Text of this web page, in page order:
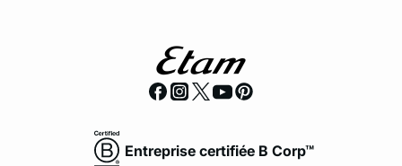
Entreprise certifiée B Corp™